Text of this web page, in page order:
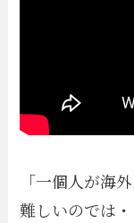
「一個人が海
難しいのでは・